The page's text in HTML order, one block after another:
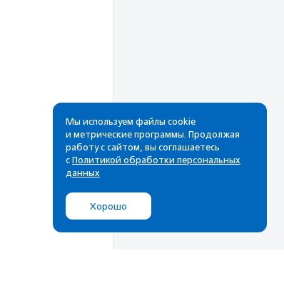
Мы используем файлы cookie
и метрические программы. Продолжая
работу с сайтом, вы соглашаетесь
с Политикой обработки персональных
данных
Хорошо